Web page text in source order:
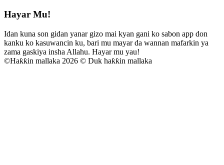
Hayar Mu!
Idan kuna son gidan yanar gizo mai kyan gani ko sabon app don
kanku ko kasuwancin ku, bari mu mayar da wannan mafarkin ya
zama gaskiya insha Allahu. Hayar mu yau!
©Haƙƙin mallaka 2026 © Duk haƙƙin mallaka